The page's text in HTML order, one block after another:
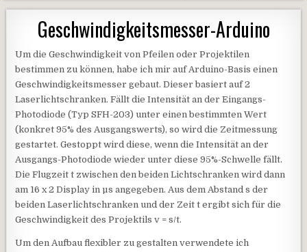
Geschwindigkeitsmesser-Arduino
Um die Geschwindigkeit von Pfeilen oder Projektilen
bestimmen zu können, habe ich mir auf Arduino-Basis einen
Geschwindigkeitsmesser gebaut. Dieser basiert auf 2
Laserlichtschranken. Fällt die Intensität an der Eingangs-
Photodiode (Typ SFH-203) unter einen bestimmten Wert
(konkret 95% des Ausgangswerts), so wird die Zeitmessung
gestartet. Gestoppt wird diese, wenn die Intensität an der
Ausgangs-Photodiode wieder unter diese 95%-Schwelle fällt.
Die Flugzeit t zwischen den beiden Lichtschranken wird dann
am 16 x 2 Display in µs angegeben. Aus dem Abstand s der
beiden Laserlichtschranken und der Zeit t ergibt sich für die
Geschwindigkeit des Projektils v = s/t.
Um den Aufbau flexibler zu gestalten verwendete ich